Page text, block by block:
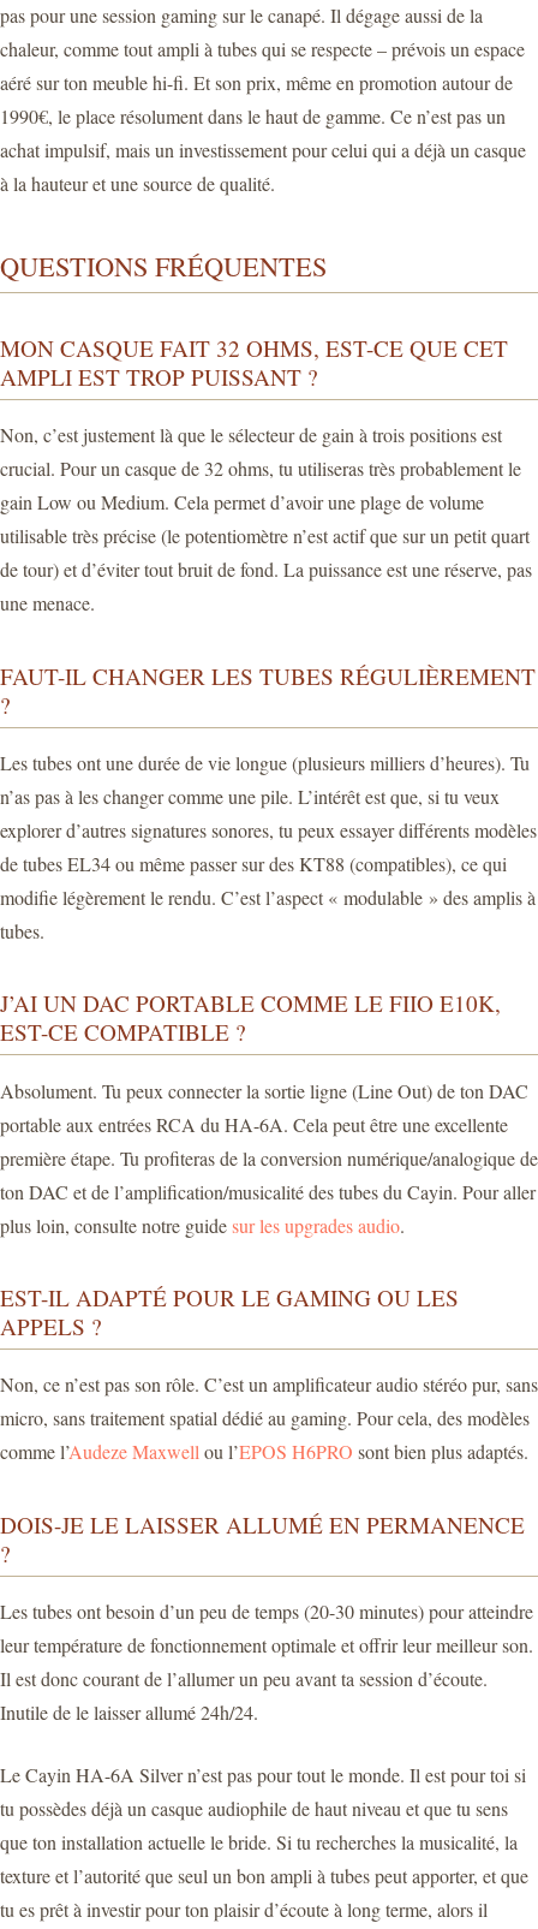
pas pour une session gaming sur le canapé. Il dégage aussi de la
chaleur, comme tout ampli à tubes qui se respecte – prévois un espace
aéré sur ton meuble hi-fi. Et son prix, même en promotion autour de
1990€, le place résolument dans le haut de gamme. Ce n’est pas un
achat impulsif, mais un investissement pour celui qui a déjà un casque
à la hauteur et une source de qualité.
QUESTIONS FRÉQUENTES
MON CASQUE FAIT 32 OHMS, EST-CE QUE CET
AMPLI EST TROP PUISSANT ?
Non, c’est justement là que le sélecteur de gain à trois positions est
crucial. Pour un casque de 32 ohms, tu utiliseras très probablement le
gain Low ou Medium. Cela permet d’avoir une plage de volume
utilisable très précise (le potentiomètre n’est actif que sur un petit quart
de tour) et d’éviter tout bruit de fond. La puissance est une réserve, pas
une menace.
FAUT-IL CHANGER LES TUBES RÉGULIÈREMENT
?
Les tubes ont une durée de vie longue (plusieurs milliers d’heures). Tu
n’as pas à les changer comme une pile. L’intérêt est que, si tu veux
explorer d’autres signatures sonores, tu peux essayer différents modèles
de tubes EL34 ou même passer sur des KT88 (compatibles), ce qui
modifie légèrement le rendu. C’est l’aspect « modulable » des amplis à
tubes.
J’AI UN DAC PORTABLE COMME LE FIIO E10K,
EST-CE COMPATIBLE ?
Absolument. Tu peux connecter la sortie ligne (Line Out) de ton DAC
portable aux entrées RCA du HA-6A. Cela peut être une excellente
première étape. Tu profiteras de la conversion numérique/analogique de
ton DAC et de l’amplification/musicalité des tubes du Cayin. Pour aller
plus loin, consulte notre guidesur les upgrades audio.
EST-IL ADAPTÉ POUR LE GAMING OU LES
APPELS ?
Non, ce n’est pas son rôle. C’est un amplificateur audio stéréo pur, sans
micro, sans traitement spatial dédié au gaming. Pour cela, des modèles
comme l’Audeze Maxwellou l’EPOS H6PRO sont bien plus adaptés.
DOIS-JE LE LAISSER ALLUMÉ EN PERMANENCE
?
Les tubes ont besoin d’un peu de temps (20-30 minutes) pour atteindre
leur température de fonctionnement optimale et offrir leur meilleur son.
Il est donc courant de l’allumer un peu avant ta session d’écoute.
Inutile de le laisser allumé 24h/24.
Le Cayin HA-6A Silver n’est pas pour tout le monde. Il est pour toi si
tu possèdes déjà un casque audiophile de haut niveau et que tu sens
que ton installation actuelle le bride. Si tu recherches la musicalité, la
texture et l’autorité que seul un bon ampli à tubes peut apporter, et que
tu es prêt à investir pour ton plaisir d’écoute à long terme, alors il